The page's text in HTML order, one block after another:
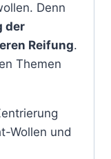
Denn
der
Reifung.
Themen
Wollen und